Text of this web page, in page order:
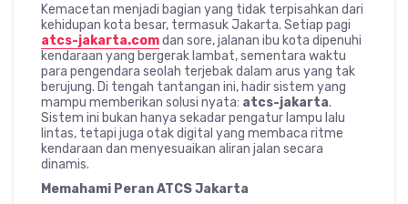
Kemacetan menjadi bagian yang tidak terpisahkan dari
kehidupan kota besar, termasuk Jakarta. Setiap pagi
atcs-jakarta.comdan sore, jalanan ibu kota dipenuhi
kendaraan yang bergerak lambat, sementara waktu
para pengendara seolah terjebak dalam arus yang tak
berujung. Di tengah tantangan ini, hadir sistem yang
mampu memberikan solusi nyata: atcs-jakarta.
Sistem ini bukan hanya sekadar pengatur lampu lalu
lintas, tetapi juga otak digital yang membaca ritme
kendaraan dan menyesuaikan aliran jalan secara
dinamis.
Memahami Peran ATCS Jakarta